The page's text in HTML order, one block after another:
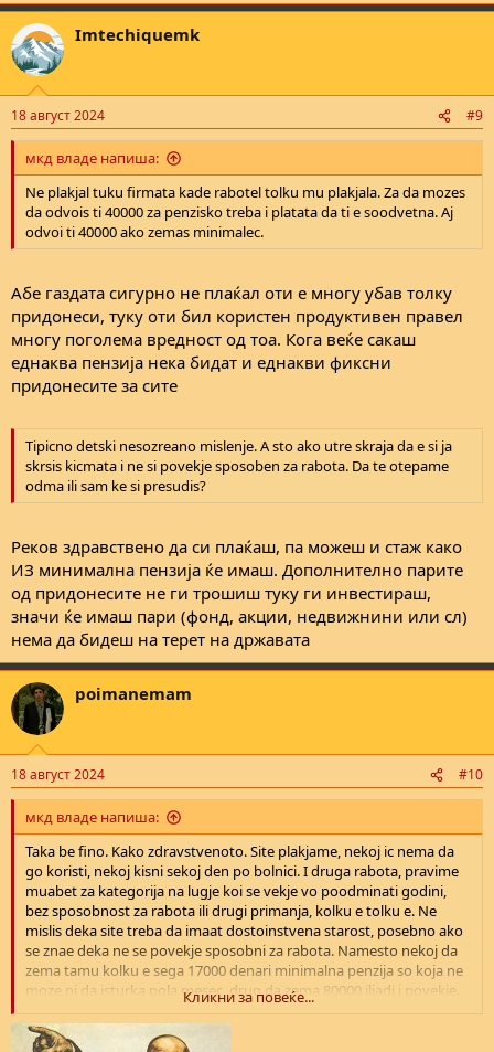
Imtechiquemk
18 август 2024 #9
мкд владе напиша:
Ne plakjal tuku firmata kade rabotel tolku mu plakjala. Za da mozes
da odvois ti 40000 za penzisko treba i platata da ti e soodvetna. Aj
odvoi ti 40000 ako zemas minimalec.
Абе газдата сигурно не плаќал оти е многу убав толку
придонеси, туку оти бил користен продуктивен правел
многу поголема вредност од тоа. Кога веќе сакаш
еднаква пензија нека бидат и еднакви фиксни
придонесите за сите
Tipicno detski nesozreano mislenje. A sto ako utre skraja da e si ja
skrsis kicmata i ne si povekje sposoben za rabota. Da te otepame
odma ili sam ke si presudis?
Реков здравствено да си плаќаш, па можеш и стаж како
ИЗ минимална пензија ќе имаш. Дополнително парите
од придонесите не ги трошиш туку ги инвестираш,
значи ќе имаш пари (фонд, акции, недвижнини или сл)
нема да бидеш на терет на државата
poimanemam
18 август 2024 #10
мкд владе напиша:
Taka be fino. Kako zdravstvenoto. Site plakjame, nekoj ic nema da
go koristi, nekoj kisni sekoj den po bolnici. I druga rabota, pravime
muabet za kategorija na lugje koi se vekje vo poodminati godini,
bez sposobnost za rabota ili drugi primanja, kolku e tolku e. Ne
mislis deka site treba da imaat dostoinstvena starost, posebno ako
se znae deka ne se povekje sposobni za rabota. Namesto nekoj da
zema tamu kolku e sega 17000 denari minimalna penzija so koja ne
moze ni da isturka pola mesec, drug da zema 80000 iljadi i povekje.
Kade e humanosta tuka.
Jas bi otisol i podaleku. Ako uzivatelot na penzija ima bankarska
Кликни за повеќе...